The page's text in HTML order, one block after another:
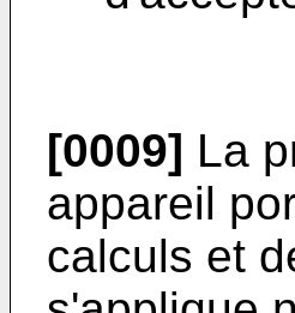
[0009] La
appareil
calculs et